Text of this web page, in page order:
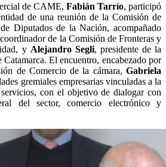
de CAME, Fabián Tarrío, participó
de una reunión de la Comisión de
Diputados de la Nación, acompañado
de la Comisión de Fronteras y
y Alejandro Segli, presidente de la
El encuentro, encabezado por
de Comercio de la cámara, Gabriela
gremiales empresarias vinculadas a la
con el objetivo de dialogar con
del sector, comercio electrónico y